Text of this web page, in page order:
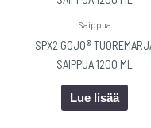
Saippua
SPX2 GOJO®
SAIPPUA 1200 ML
Lue lisää